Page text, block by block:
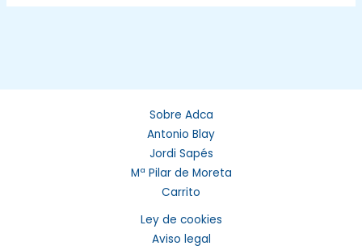
Sobre Adca
Antonio Blay
Jordi Sapés
Mª Pilar de Moreta
Carrito
Ley de cookies
Aviso legal